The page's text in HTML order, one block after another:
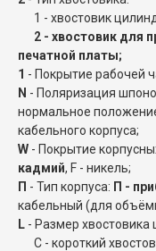
1 - хвостовик
2 - хвостовик для
печатной платы;
1 - Покрытие рабочей
N - Поляризация
нормальное
кабельного корпуса;
W - Покрытие
кадмий, F - никель;
П - Тип корпуса: П -
кабельный (для
L - Размер хвостовика
C - короткий